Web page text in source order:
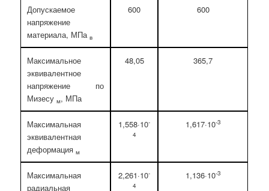
Допускаемое
напряжение
материала, МПав
600 600
Максимальное
эквивалентное
напряжение по
Мизесум, МПа
48,05 365,7
Максимальная
эквивалентная
деформациям
1,558·10-
4
1,617·10-3
Максимальная
радиальная
2,261·10-
4
1,136·10-3